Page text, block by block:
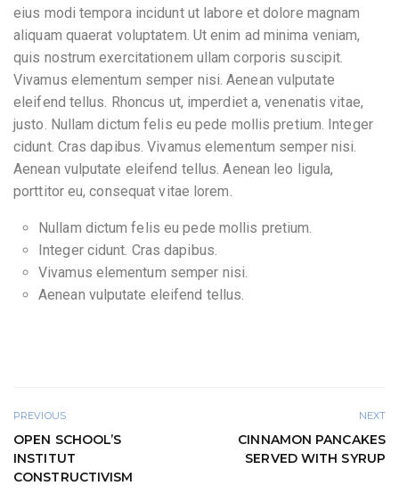
eius modi tempora incidunt ut labore et dolore magnam
aliquam quaerat voluptatem. Ut enim ad minima veniam,
quis nostrum exercitationem ullam corporis suscipit.
Vivamus elementum semper nisi. Aenean vulputate
eleifend tellus. Rhoncus ut, imperdiet a, venenatis vitae,
justo. Nullam dictum felis eu pede mollis pretium. Integer
cidunt. Cras dapibus. Vivamus elementum semper nisi.
Aenean vulputate eleifend tellus. Aenean leo ligula,
porttitor eu, consequat vitae lorem.
Nullam dictum felis eu pede mollis pretium.
Integer cidunt. Cras dapibus.
Vivamus elementum semper nisi.
Aenean vulputate eleifend tellus.
PREVIOUS
OPEN SCHOOL’S
INSTITUT
CONSTRUCTIVISM
NEXT
CINNAMON PANCAKES
SERVED WITH SYRUP